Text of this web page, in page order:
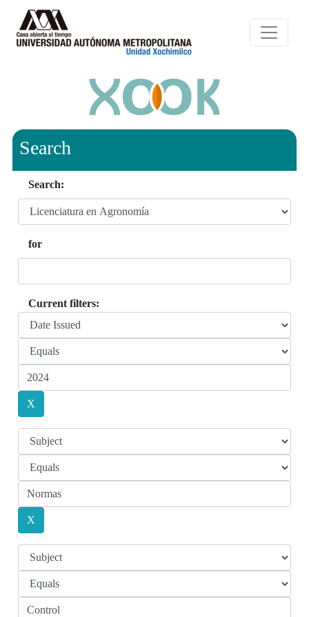
Search
Search:
for
Current filters: